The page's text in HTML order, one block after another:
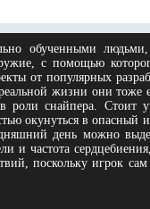
обученными
с помощью
от популярных
жизни они тоже
роли снайпера. Стоит
окунуться в
день можно
и частота
поскольку игрок